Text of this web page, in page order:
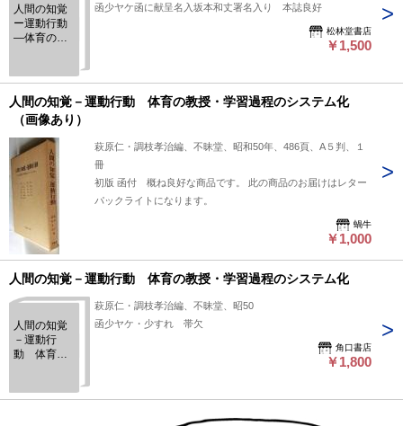
人間の知覚
ー運動行動
―体育の教
ム化
函少ヤケ函に献呈名入坂本和丈署名入り 本誌良好
松林堂書店
￥1,500
人間の知覚－運動行動 体育の教授・学習過程のシステム化
（画像あり）
萩原仁・調枝孝治編、不昧堂、昭和50年、486頁、A５判、１
冊
初版 函付 概ね良好な商品です。 此の商品のお届けはレター
パックライトになります。
蝸牛
￥1,000
人間の知覚－運動行動 体育の教授・学習過程のシステム化
人間の知覚
－運動行
動 体育の
テム化
萩原仁・調枝孝治編、不昧堂、昭50
函少ヤケ・少すれ 帯欠
角口書店
￥1,800